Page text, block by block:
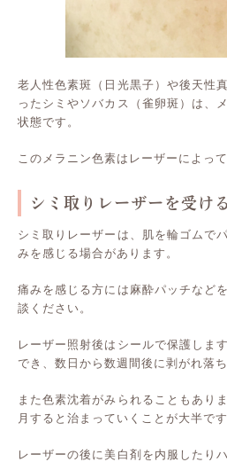
老人性色素斑（日光黒子）や後天性
ったシミやソバカス（雀卵斑）は、
状態です。
このメラニン色素はレーザーによっ
シミ取りレーザーを受け
シミ取りレーザーは、肌を輪ゴムで
みを感じる場合があります。
痛みを感じる方には麻酔パッチなど
談ください。
レーザー照射後はシールで保護しま
でき、数日から数週間後に剥がれ落ち
また色素沈着がみられることもあり
月すると治まっていくことが大半です
レーザーの後に美白剤を内服したり